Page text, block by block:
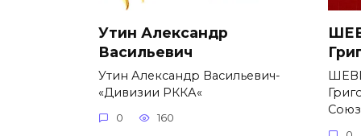
Утин Александр
Васильевич
Утин Александр Васильевич-
«Дивизии РККА«
0 160